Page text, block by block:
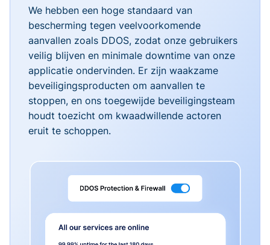
We hebben een hoge standaard van
bescherming tegen veelvoorkomende
aanvallen zoals DDOS, zodat onze gebruikers
veilig blijven en minimale downtime van onze
applicatie ondervinden. Er zijn waakzame
beveiligingsproducten om aanvallen te
stoppen, en ons toegewijde beveiligingsteam
houdt toezicht om kwaadwillende actoren
eruit te schoppen.